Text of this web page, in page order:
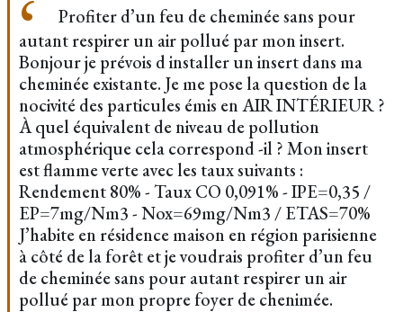
Profiter d’un feu de cheminée sans pour
autant respirer un air pollué par mon insert.
Bonjour je prévois d installer un insert dans ma
cheminée existante. Je me pose la question de la
nocivité des particules émis en AIR INTÉRIEUR ?
À quel équivalent de niveau de pollution
atmosphérique cela correspond -il ? Mon insert
est flamme verte avec les taux suivants :
Rendement 80% - Taux CO 0,091% - IPE=0,35 /
EP=7mg/Nm3 - Nox=69mg/Nm3 / ETAS=70%
J’habite en résidence maison en région parisienne
à côté de la forêt et je voudrais profiter d’un feu
de cheminée sans pour autant respirer un air
pollué par mon propre foyer de chenimée.